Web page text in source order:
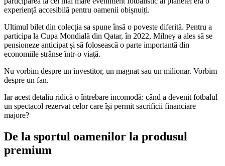
experiență accesibilă pentru oamenii obișnuiți.
Ultimul bilet din colecția sa spune însă o poveste diferită. Pentru a
participa la Cupa Mondială din Qatar, în 2022, Milney a ales să se
pensioneze anticipat și să folosească o parte importantă din
economiile strânse într-o viață.
Nu vorbim despre un investitor, un magnat sau un milionar. Vorbim
despre un fan.
Iar acest detaliu ridică o întrebare incomodă: când a devenit fotbalul
un spectacol rezervat celor care își permit sacrificii financiare
majore?
De la sportul oamenilor la produsul
premium